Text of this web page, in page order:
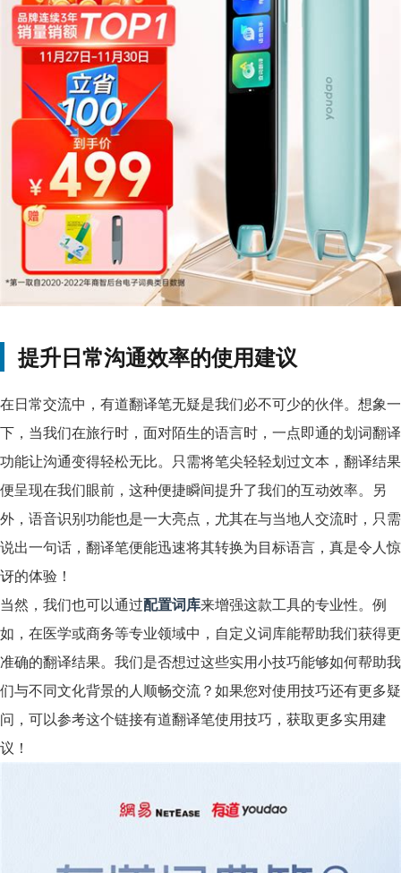
提升日常沟通效率的使用建议
在日常交流中，有道翻译笔无疑是我们必不可少的伙伴。想象一
下，当我们在旅行时，面对陌生的语言时，一点即通的划词翻译
功能让沟通变得轻松无比。只需将笔尖轻轻划过文本，翻译结果
便呈现在我们眼前，这种便捷瞬间提升了我们的互动效率。另
外，语音识别功能也是一大亮点，尤其在与当地人交流时，只需
说出一句话，翻译笔便能迅速将其转换为目标语言，真是令人惊
讶的体验！
当然，我们也可以通过配置词库来增强这款工具的专业性。例
如，在医学或商务等专业领域中，自定义词库能帮助我们获得更
准确的翻译结果。我们是否想过这些实用小技巧能够如何帮助我
们与不同文化背景的人顺畅交流？如果您对使用技巧还有更多疑
问，可以参考这个链接有道翻译笔使用技巧，获取更多实用建
议！